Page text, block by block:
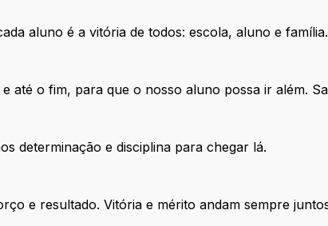
aluno é a vitória de todos: escola, aluno e família.
até o fim, para que o nosso aluno possa ir além.
determinação e disciplina para chegar lá.
e resultado. Vitória e mérito andam sempre